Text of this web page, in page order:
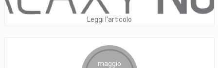
Leggi l'articolo
maggio